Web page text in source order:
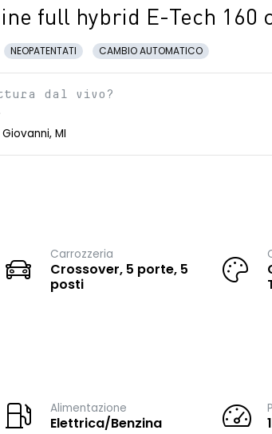
full hybrid E-Tech 160
NEOPATENTATI CAMBIO AUTOMATICO
dal vivo?
MI
Carrozzeria
Crossover, 5 porte, 5
posti
Alimentazione
Elettrica/Benzina